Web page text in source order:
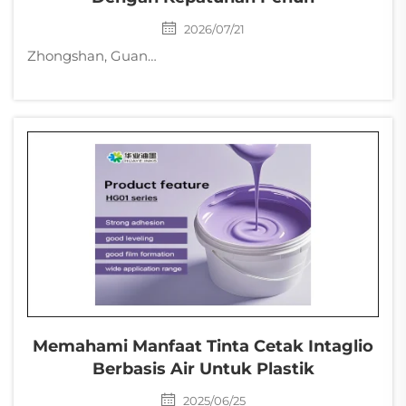
2026/07/21
Zhongshan, Guangdong — Juli 2026 — Zhongshan Huaye Ink Coatings Co., Ltd. (Harvest Ink), produsen tinta cetak terkemuka di Tiongkok, telah berhasil menyelesaikan ekspor tinta cetak secara penuh ke Myanmar — mengatasi ...
Memahami Manfaat Tinta Cetak Intaglio
Berbasis Air Untuk Plastik
2025/06/25